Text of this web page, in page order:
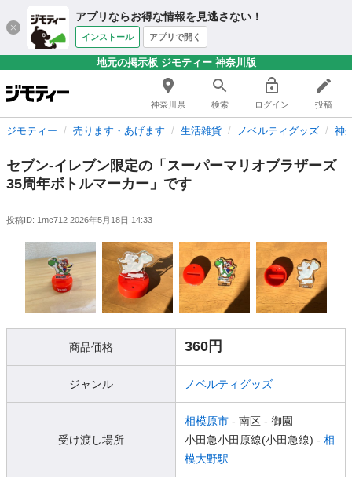
アプリならお得な情報を見逃さない！
インストール アプリで開く
地元の掲示板 ジモティー 神奈川版
神奈川県 検索 ログイン 投稿
ジモティー 売ります・あげます 生活雑貨 ノベルティグッズ 神
セブン-イレブン限定の「スーパーマリオブラザーズ
35周年ボトルマーカー」です
投稿ID: 1mc712 2026年5月18日 14:33
商品価格 360円
ジャンル ノベルティグッズ
受け渡し場所
相模原市 - 南区 - 御園
小田急小田原線(小田急線) - 相
模大野駅